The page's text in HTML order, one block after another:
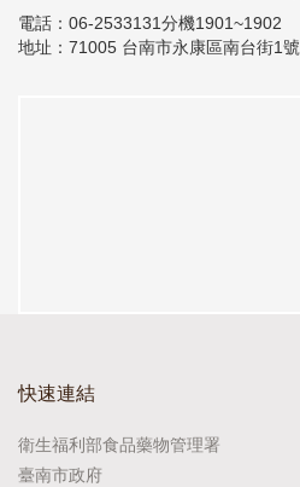
電話：06-2533131分機1901~1902
地址：71005 台南市永康區南台街1號
快速連結
衛生福利部食品藥物管理署
臺南市政府